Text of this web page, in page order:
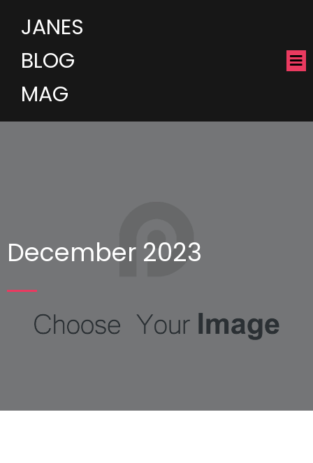
JANES
BLOG
MAG
December 2023